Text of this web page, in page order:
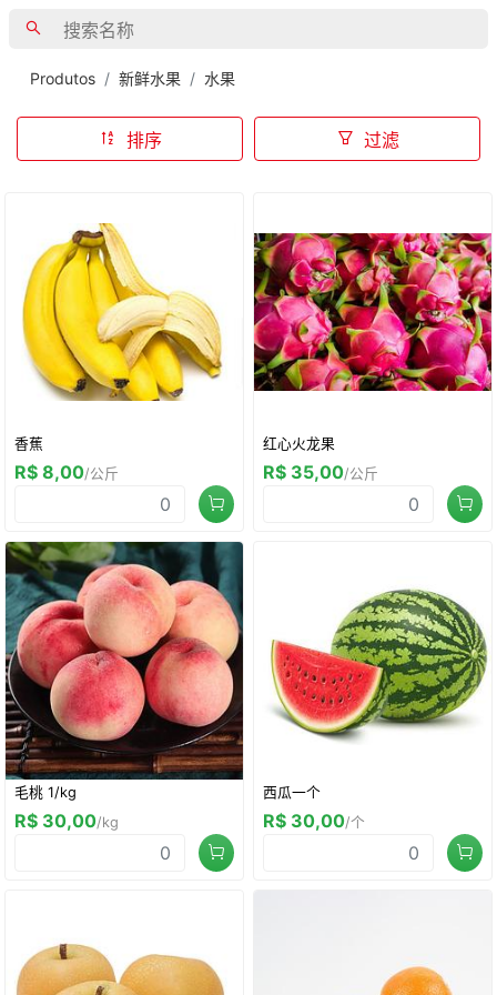
Produtos 新鲜水果 水果
排序 过滤
香蕉
R$ 8,00/公斤
红心火龙果
R$ 35,00/公斤
毛桃 1/kg
R$ 30,00/kg
西瓜一个
R$ 30,00/个